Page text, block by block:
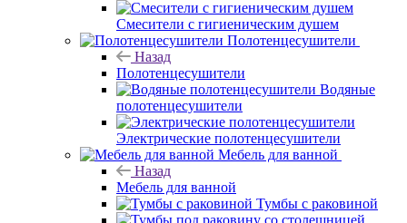
Смесители с гигиеническим душем
Полотенцесушители
Назад
Полотенцесушители
Водяные
полотенцесушители
Электрические полотенцесушители
Мебель для ванной
Назад
Мебель для ванной
Тумбы с раковиной